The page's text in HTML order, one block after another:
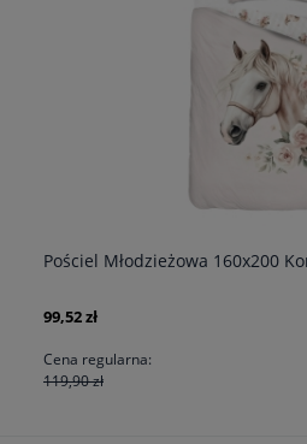
Pościel Młodzieżowa 160x200
99,52 zł
Cena regularna:
119,90 zł